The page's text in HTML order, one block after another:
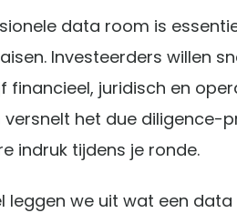
data room is
Investeerders willen
financieel, juridisch en
het due diligence-
indruk tijdens je ronde.
leggen we uit wat een